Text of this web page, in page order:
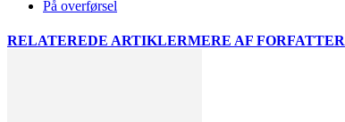
På overførsel
RELATEREDE ARTIKLERMERE AF FORFATTER